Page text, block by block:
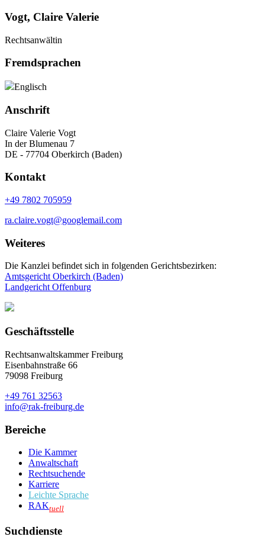
Vogt, Claire Valerie
Rechtsanwältin
Fremdsprachen
Englisch
Anschrift
Claire Valerie Vogt
In der Blumenau 7
DE - 77704 Oberkirch (Baden)
Kontakt
+49 7802 705959
ra.claire.vogt@googlemail.com
Weiteres
Die Kanzlei befindet sich in folgenden Gerichtsbezirken:
Amtsgericht Oberkirch (Baden)
Landgericht Offenburg
Geschäftsstelle
Rechtsanwaltskammer Freiburg
Eisenbahnstraße 66
79098 Freiburg
+49 761 32563
info@rak-freiburg.de
Bereiche
Die Kammer
Anwaltschaft
Rechtsuchende
Karriere
Leichte Sprache
RAKtuell
Suchdienste